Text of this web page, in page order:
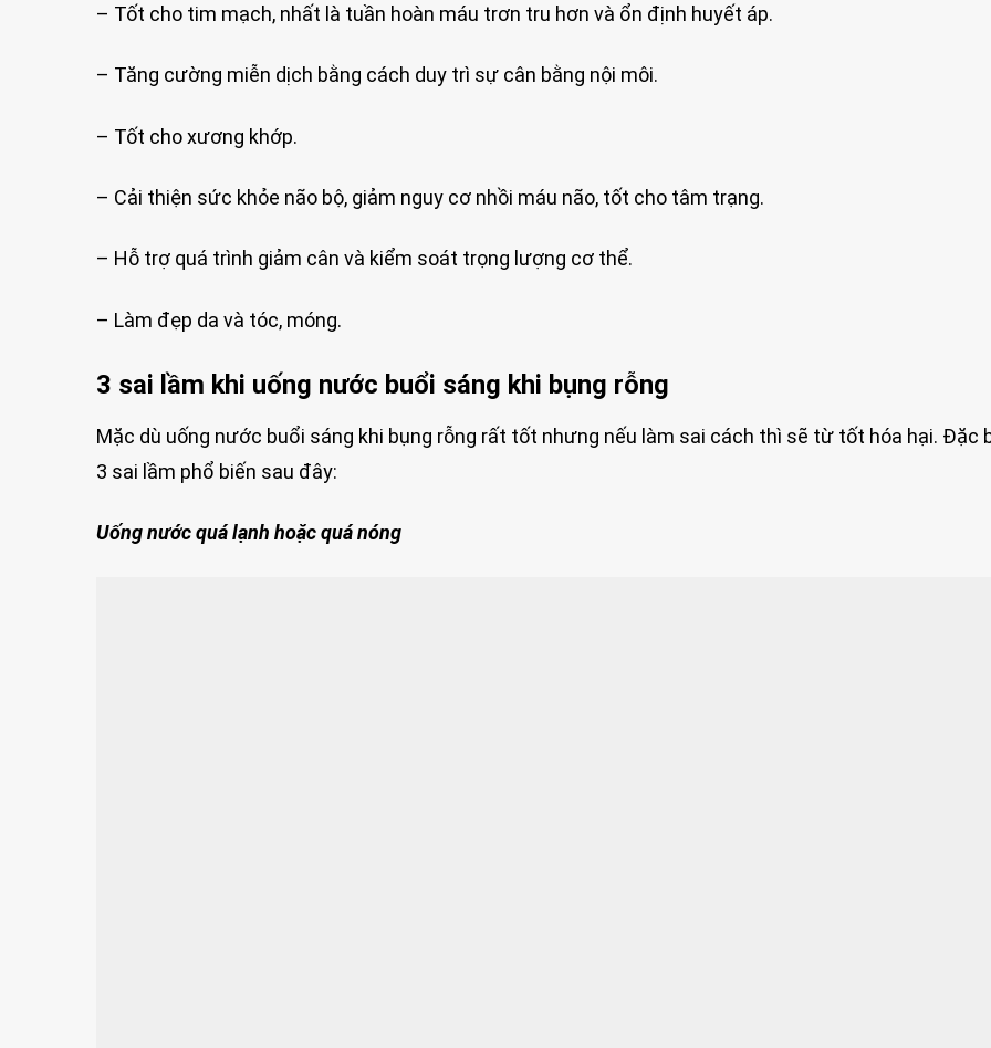
– Tốt cho tim mạch, nhất là tuần hoàn máu trơn tru hơn và ổn định huyết áp.
– Tăng cường miễn dịch bằng cách duy trì sự cân bằng nội môi.
– Tốt cho xương khớp.
– Cải thiện sức khỏe não bộ, giảm nguy cơ nhồi máu não, tốt cho tâm trạng.
– Hỗ trợ quá trình giảm cân và kiểm soát trọng lượng cơ thể.
– Làm đẹp da và tóc, móng.
3 sai lầm khi uống nước buổi sáng khi bụng rỗng
Mặc dù uống nước buổi sáng khi bụng rỗng rất tốt nhưng nếu làm sai cách thì sẽ từ tốt hóa hại. Đặc
3 sai lầm phổ biến sau đây:
Uống nước quá lạnh hoặc quá nóng